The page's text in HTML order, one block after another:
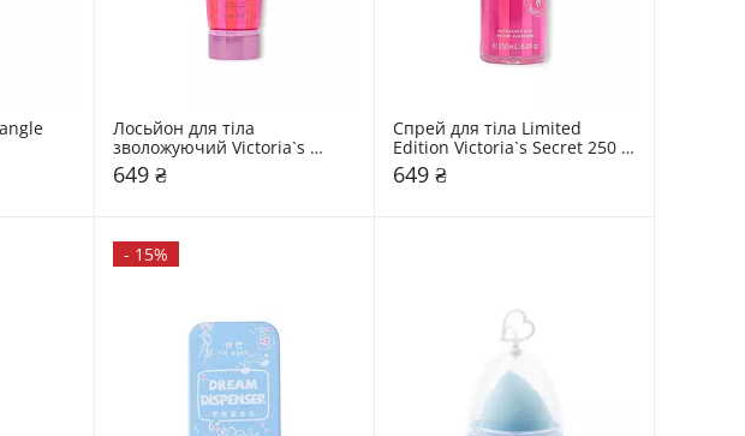
Лосьйон для тіла
зволожуючий Victoria`s
649 ₴
Спрей для тіла Limited
Edition Victoria`s Secret 250
мл
649 ₴
- 15%